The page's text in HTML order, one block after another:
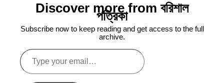
Discover more from বরিশাল
পত্রিকা
Subscribe now to keep reading and get access to the full
archive.
Type
your
email…